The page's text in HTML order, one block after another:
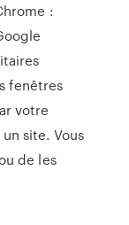
:
fenêtres
votre
site. Vous
de les